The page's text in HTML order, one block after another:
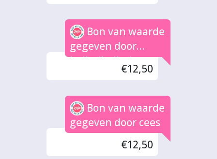
Bon van waarde
gegeven door
hoihoihoihoi
€12,50
Bon van waarde
gegeven door cees
€12,50